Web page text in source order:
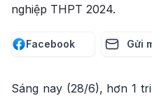
nghiệp THPT 2024.
Facebook Gửi
Sáng nay (28/6), hơn 1